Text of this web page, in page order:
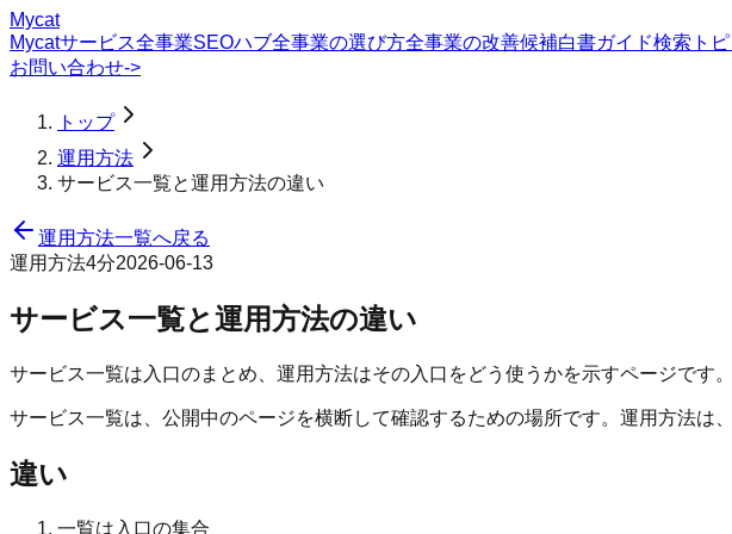
Mycat
Mycatサービス全事業SEOハブ全事業の選び方全事業の改善候補白書ガイド検索トピ
お問い合わせ->
トップ
運用方法
サービス一覧と運用方法の違い
運用方法一覧へ戻る
運用方法4分2026-06-13
サービス一覧と運用方法の違い
サービス一覧は入口のまとめ、運用方法はその入口をどう使うかを示すページです。
サービス一覧は、公開中のページを横断して確認するための場所です。運用方法は
違い
一覧は入口の集合